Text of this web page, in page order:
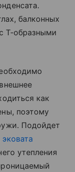
балконных
Т-образными
как
поэтому
Подойдет
эковата
утепления